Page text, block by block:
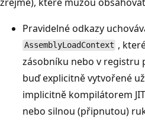
Pravidelné odkazy
AssemblyLoadContext ,
zásobníku nebo v registru
buď explicitně vytvořené
implicitně kompilátorem
nebo silnou (připnutou)